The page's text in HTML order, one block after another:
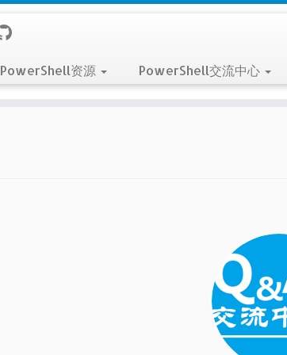
PowerShell资源 PowerShell交流中心